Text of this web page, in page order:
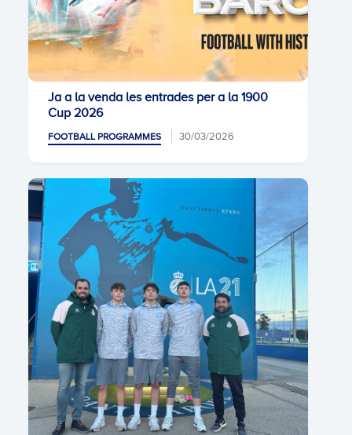
Ja a la venda les entrades per a la 1900
Cup 2026
FOOTBALL PROGRAMMES 30/03/2026